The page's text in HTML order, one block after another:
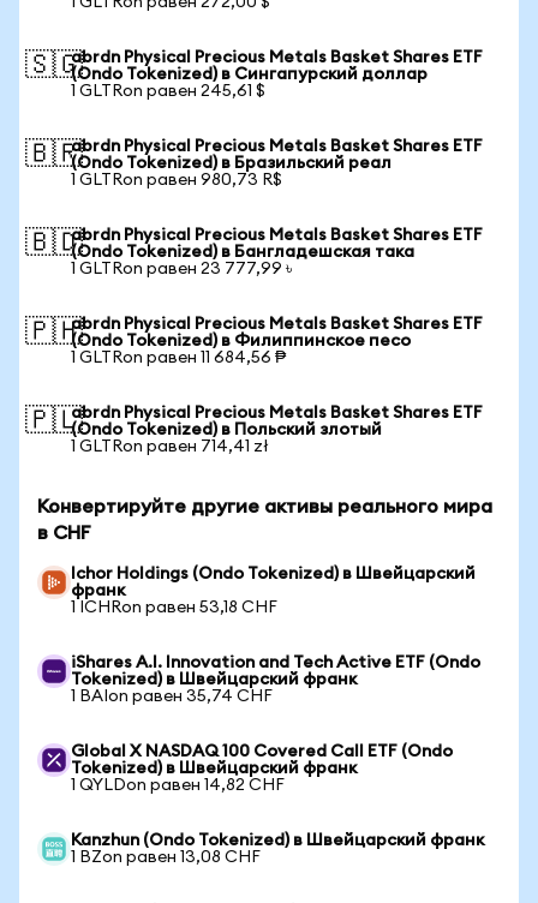
🇸🇬abrdn Physical Precious Metals Basket Shares ETF
(Ondo Tokenized) в Сингапурский доллар
1 GLTRon равен 245,61 $
🇧🇷abrdn Physical Precious Metals Basket Shares ETF
(Ondo Tokenized) в Бразильский реал
1 GLTRon равен 980,73 R$
🇧🇩abrdn Physical Precious Metals Basket Shares ETF
(Ondo Tokenized) в Бангладешская така
1 GLTRon равен 23 777,99 ৳
🇵🇭abrdn Physical Precious Metals Basket Shares ETF
(Ondo Tokenized) в Филиппинское песо
1 GLTRon равен 11 684,56 ₱
🇵🇱abrdn Physical Precious Metals Basket Shares ETF
(Ondo Tokenized) в Польский злотый
1 GLTRon равен 714,41 zł
Конвертируйте другие активы реального мира
в CHF
Ichor Holdings (Ondo Tokenized) в Швейцарский
франк
1 ICHRon равен 53,18 CHF
iShares A.I. Innovation and Tech Active ETF (Ondo
Tokenized) в Швейцарский франк
1 BAIon равен 35,74 CHF
Global X NASDAQ 100 Covered Call ETF (Ondo
Tokenized) в Швейцарский франк
1 QYLDon равен 14,82 CHF
Kanzhun (Ondo Tokenized) в Швейцарский франк
1 BZon равен 13,08 CHF